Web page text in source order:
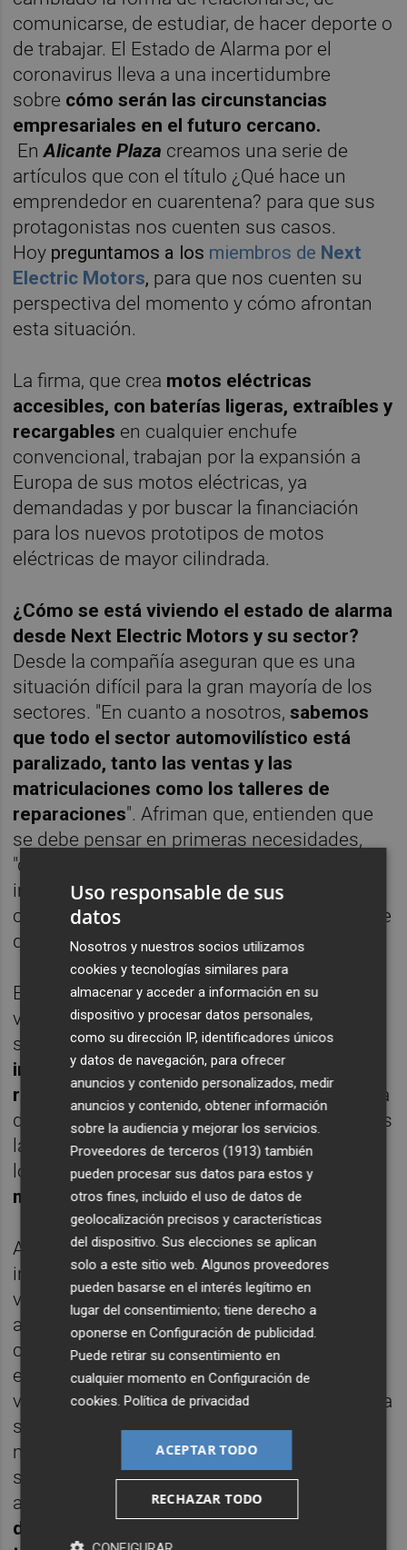
comunicarse, de estudiar, de hacer deporte o
de trabajar. El Estado de Alarma por el
coronavirus lleva a una incertidumbre
sobre cómo serán las circunstancias
empresariales en el futuro cercano.
En Alicante Plaza creamos una serie de
artículos que con el título ¿Qué hace un
emprendedor en cuarentena? para que sus
protagonistas nos cuenten sus casos.
Hoy preguntamos a los miembros de Next
Electric Motors, para que nos cuenten su
perspectiva del momento y cómo afrontan
esta situación.
La firma, que crea motos eléctricas
accesibles, con baterías ligeras, extraíbles y
recargables en cualquier enchufe
convencional, trabajan por la expansión a
Europa de sus motos eléctricas, ya
demandadas y por buscar la financiación
para los nuevos prototipos de motos
eléctricas de mayor cilindrada.
¿Cómo se está viviendo el estado de alarma
desde Next Electric Motors y su sector?
Desde la compañía aseguran que es una
situación difícil para la gran mayoría de los
sectores. "En cuanto a nosotros,sabemos
que todo el sector automovilístico está
paralizado, tanto las ventas y las
matriculaciones como los talleres de
reparaciones". Afriman que, entienden que
se debe pensar en primeras necesidades,
"quedarse en casa es ahora lo primordial e
imprescindible, ya que desconocemos
cuánto durará esta “guerra” y de ello depende
que podamos detenerla".
En el caso de esta firma, aunque siguen
vendiendo online, se han adaptado a la
situación,obedeciendo las normas
impuestas tras el Estado de Alarma y
realizando el trabajo desde casa. La entrada
de pedidos implica su preparación con todas
las medidas posibles en el departamento de
logística;distancia de seguridad, guantes,
mascarillas y una higiene básica.
Además, aprovechan las redes sociales para
informar al usuario y empresas de las
ventajas que tiene una moto eléctrica, cómo
acertar con su compra o la importancia del
cambio que necesita la sociedad al mundo
eléctrico. "Pues como se ha mostrado en
varios medios, la contaminación atmosférica
se ha reducido entre el 70% y 80% en la gran
mayoría de las ciudades, en tan solo una
semana que llevamos de confinamiento",
aseguran desdeNext Electric Motors
datos que impactan, y que deberíamos
Uso responsable de sus
datos
Nosotros y nuestros socios utilizamos
cookies y tecnologías similares para
almacenar y acceder a información en su
dispositivo y procesar datos personales,
como su dirección IP, identificadores únicos
y datos de navegación, para ofrecer
anuncios y contenido personalizados, medir
anuncios y contenido, obtener información
sobre la audiencia y mejorar los servicios.
Proveedores de terceros (1913) también
pueden procesar sus datos para estos y
otros fines, incluido el uso de datos de
geolocalización precisos y características
del dispositivo. Sus elecciones se aplican
solo a este sitio web. Algunos proveedores
pueden basarse en el interés legítimo en
lugar del consentimiento; tiene derecho a
oponerse enConfiguración de publicidad.
Puede retirar su consentimiento en
cualquier momento enConfiguración de
cookies.Política de privacidad
ACEPTAR TODO
RECHAZAR TODO